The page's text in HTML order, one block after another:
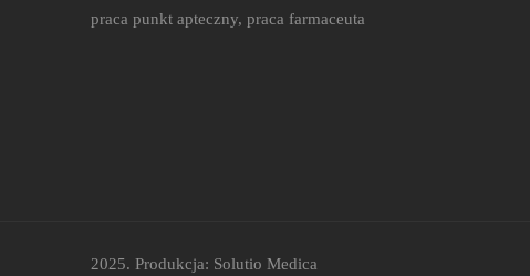
praca punkt apteczny, praca farmaceuta
2025. Produkcja: Solutio Medica